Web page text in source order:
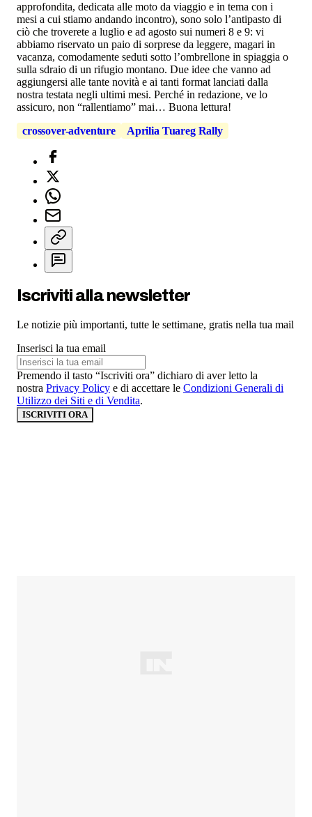
approfondita, dedicata alle moto da viaggio e in tema con i
mesi a cui stiamo andando incontro), sono solo l’antipasto di
ciò che troverete a luglio e ad agosto sui numeri 8 e 9: vi
abbiamo riservato un paio di sorprese da leggere, magari in
vacanza, comodamente seduti sotto l’ombrellone in spiaggia o
sulla sdraio di un rifugio montano. Due idee che vanno ad
aggiungersi alle tante novità e ai tanti format lanciati dalla
nostra testata negli ultimi mesi. Perché in redazione, ve lo
assicuro, non “rallentiamo” mai… Buona lettura!
crossover-adventure
Aprilia Tuareg Rally
Iscriviti alla newsletter
Le notizie più importanti, tutte le settimane, gratis nella tua mail
Inserisci la tua email
Premendo il tasto “Iscriviti ora” dichiaro di aver letto la
nostra Privacy Policy e di accettare le Condizioni Generali di
Utilizzo dei Siti e di Vendita.
ISCRIVITI ORA